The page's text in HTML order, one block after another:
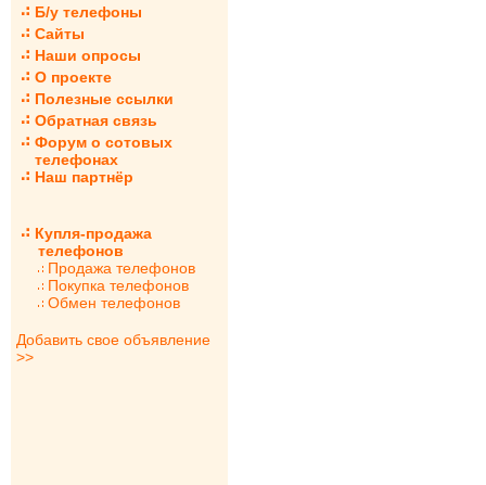
Б/у телефоны
Сайты
Наши опросы
О проекте
Полезные ссылки
Обратная связь
Форум о сотовых
телефонах
Наш партнёр
Купля-продажа
телефонов
Продажа телефонов
Покупка телефонов
Обмен телефонов
Добавить свое объявление
>>